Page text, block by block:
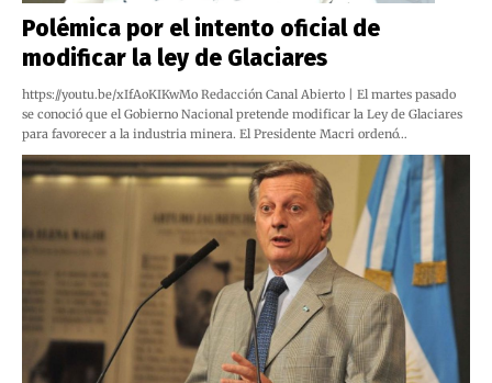
Polémica por el intento oficial de
modificar la ley de Glaciares
https://youtu.be/xIfAoKIKwMo Redacción Canal Abierto | El martes pasado
se conoció que el Gobierno Nacional pretende modificar la Ley de Glaciares
para favorecer a la industria minera. El Presidente Macri ordenó…